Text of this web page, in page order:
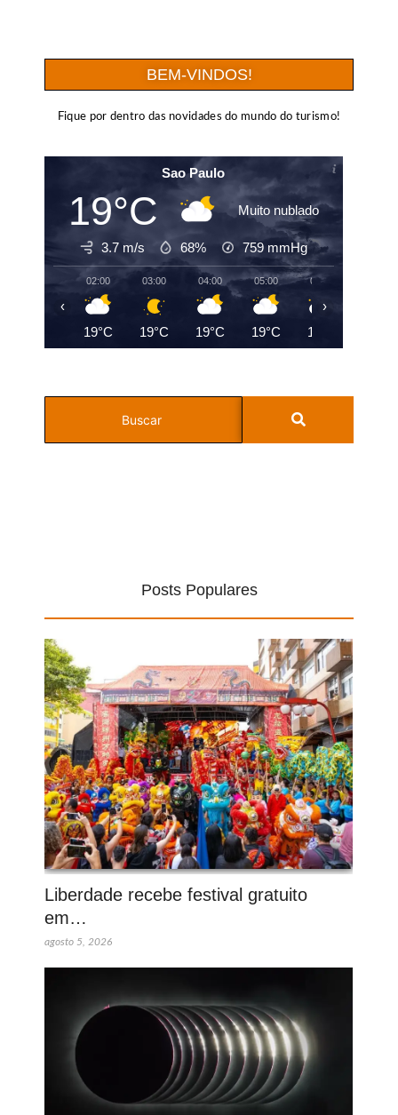
BEM-VINDOS!
Fique por dentro das novidades do mundo do turismo!
Sao Paulo
19°C Muito nublado
3.7 m/s 68% 759 mmHg
02:00
19°C
03:00
19°C
04:00
19°C
05:00
19°C
06:00
19°C
‹ ›
Posts Populares
Liberdade recebe festival gratuito
em…
agosto 5, 2026